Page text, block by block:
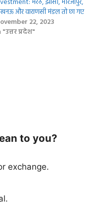
और वाराणसी मंडल तो छा गए
22, 2023
"उत्तर प्रदेश"
to you?
exchange.